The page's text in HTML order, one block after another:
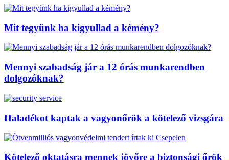
Mit tegyünk ha kigyullad a kémény?
Mennyi szabadság jár a 12 órás munkarendben
dolgozóknak?
Haladékot kaptak a vagyonőrök a kötelező vizsgára
Kötelező oktatásra mennek jövőre a biztonsági őrök